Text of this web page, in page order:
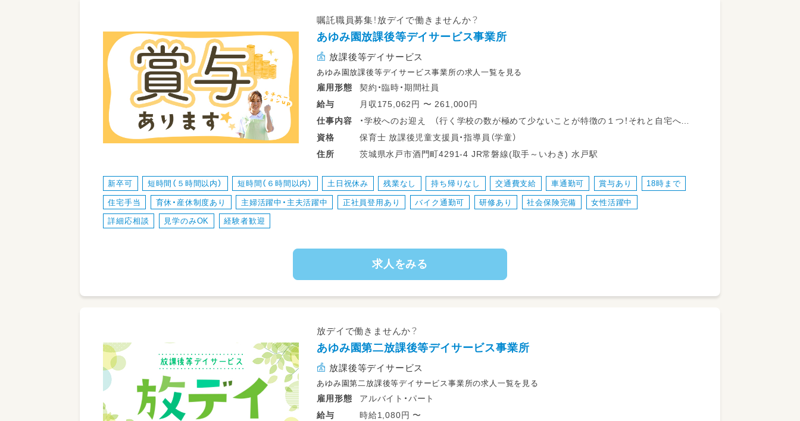
嘱託職員募集！放デイで働きませんか？
あゆみ園放課後等デイサービス事業所
放課後等デイサービス
あゆみ園放課後等デイサービス事業所の求人一覧を見る
雇用形態
契約・臨時・期間社員
給与
月収175,062円 〜 261,000円
仕事内容
・学校へのお迎え （行く学校の数が極めて少ないことが特徴の１つ！それと自宅への
送り業務はなし！！）
・おやつ
・一緒に遊ぶ（自由遊び、設定遊び、制作など）
・（こどもたちの長期休暇時に）外出 ※みんなででかけるので負担少なく安心！
資格
保育士 放課後児童支援員・指導員（学童）
住所
茨城県水戸市酒門町4291-4 JR常磐線(取手～いわき) 水戸駅
新卒可 短時間（５時間以内） 短時間（６時間以内） 土日祝休み 残業なし 持ち帰りなし 交通費支給 車通勤可 賞与あり 18時まで
住宅手当 育休・産休制度あり 主婦活躍中・主夫活躍中 正社員登用あり バイク通勤可 研修あり 社会保険完備 女性活躍中
詳細応相談 見学のみOK 経験者歓迎
求人をみる
放デイで働きませんか？
あゆみ園第二放課後等デイサービス事業所
放課後等デイサービス
あゆみ園第二放課後等デイサービス事業所の求人一覧を見る
雇用形態
アルバイト・パート
給与
時給1,080円 〜